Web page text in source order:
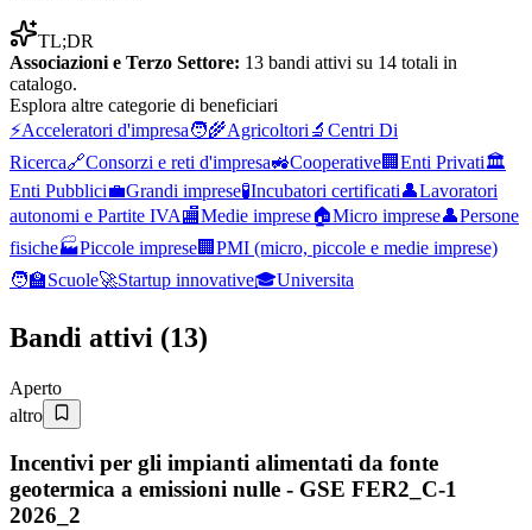
TL;DR
Associazioni e Terzo Settore: 13 bandi attivi su 14 totali in
catalogo.
Esplora altre categorie di beneficiari
⚡Acceleratori d'impresa🧑‍🌾Agricoltori 🔬 Centri Di
Ricerca🔗Consorzi e reti d'impresa🚜Cooperative🏢 Enti Privati🏛️
Enti Pubblici💼Grandi imprese🧪Incubatori certificati👤Lavoratori
autonomi e Partite IVA🏬Medie imprese🏠Micro imprese👤Persone
fisiche🏭Piccole imprese🏢 PMI (micro, piccole e medie imprese)
🧑‍🏫Scuole🚀Startup innovative🎓Universita
Bandi attivi (13)
Aperto
altro
Incentivi per gli impianti alimentati da fonte
geotermica a emissioni nulle - GSE FER2_C-1
2026_2